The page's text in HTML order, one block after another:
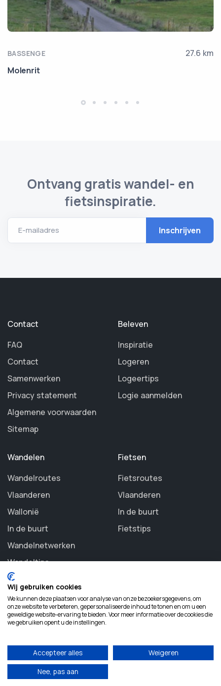
BASSENGE
27.6 km
Molenrit
Ontvang gratis wandel- en
fietsinspiratie.
E-mailadres
Contact
FAQ
Contact
Samenwerken
Privacy statement
Algemene voorwaarden
Sitemap
Beleven
Inspiratie
Logeren
Logeertips
Logie aanmelden
Wandelen
Wandelroutes
Vlaanderen
Wallonië
In de buurt
Wandelnetwerken
Wandeltips
Fietsen
Fietsroutes
Vlaanderen
In de buurt
Fietstips
©2026 Routezoeker. All rights reserved.
Wij gebruiken cookies
We kunnen deze plaatsen voor analyse van onze bezoekersgegevens, om
onze website te verbeteren, gepersonaliseerde inhoud te tonen en om u een
geweldige website-ervaring te bieden. Voor meer informatie over de cookies die
we gebruiken opent u de instellingen.
Accepteer alles
Weigeren
Nee, pas aan